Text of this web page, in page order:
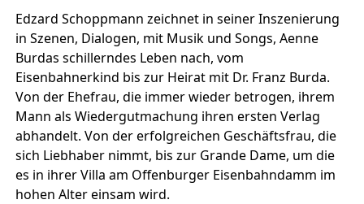
Edzard Schoppmann zeichnet in seiner Inszenierung
in Szenen, Dialogen, mit Musik und Songs, Aenne
Burdas schillerndes Leben nach, vom
Eisenbahnerkind bis zur Heirat mit Dr. Franz Burda.
Von der Ehefrau, die immer wieder betrogen, ihrem
Mann als Wiedergutmachung ihren ersten Verlag
abhandelt. Von der erfolgreichen Geschäftsfrau, die
sich Liebhaber nimmt, bis zur Grande Dame, um die
es in ihrer Villa am Offenburger Eisenbahndamm im
hohen Alter einsam wird.